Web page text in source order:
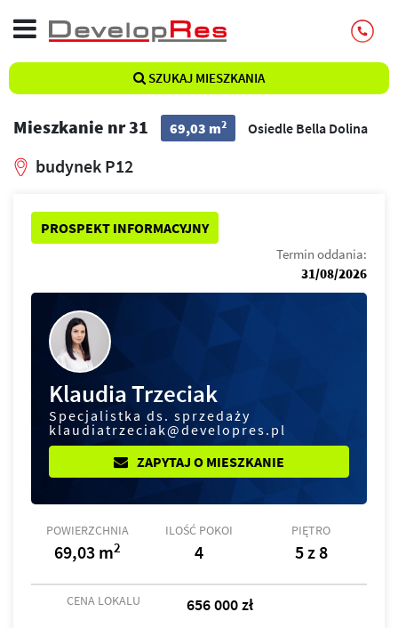
SZUKAJ MIESZKANIA
Mieszkanie nr 31 69,03 m2 Osiedle Bella Dolina
budynek P12
PROSPEKT INFORMACYJNY
Termin oddania:
31/08/2026
Klaudia Trzeciak
Specjalistka ds. sprzedaży
klaudiatrzeciak@developres.pl
ZAPYTAJ O MIESZKANIE
POWIERZCHNIA
69,03 m2
ILOŚĆ POKOI
4
PIĘTRO
5 z 8
CENA LOKALU 656 000 zł